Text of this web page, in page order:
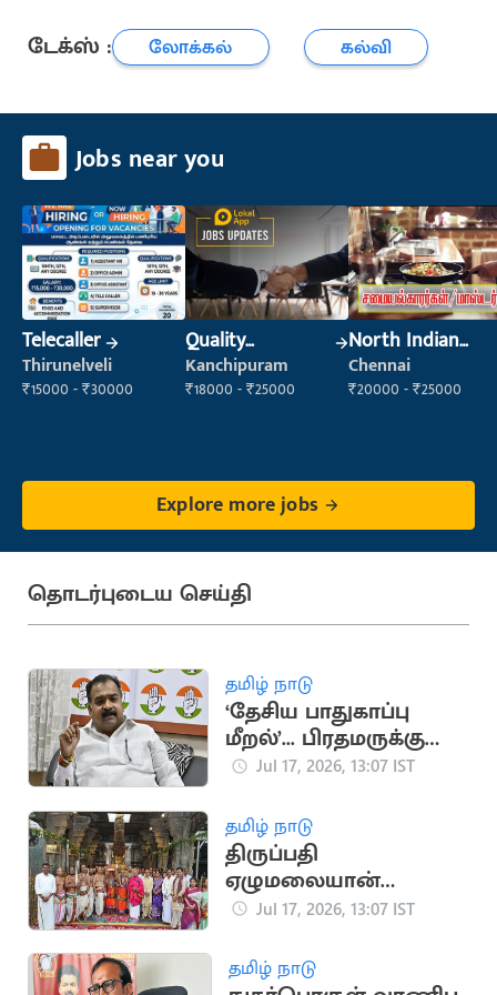
டேக்ஸ் : லோக்கல் கல்வி
Jobs near you
Telecaller
Thirunelveli
₹15000 - ₹30000
Quality
Inspector
Kanchipuram
₹18000 - ₹25000
North Indian
Cook
Chennai
₹20000 - ₹25000
Explore more jobs
தொடர்புடைய செய்தி
தமிழ் நாடு
‘தேசிய பாதுகாப்பு
மீறல்’... பிரதமருக்கு
மாணிக்கம் தாகூர்
Jul 17, 2026, 13:07 IST
தமிழ் நாடு
திருப்பதி
ஏழுமலையான்
கோவிலில்
நடைபெற்ற ஆனிவார
Jul 17, 2026, 13:07 IST
தமிழ் நாடு